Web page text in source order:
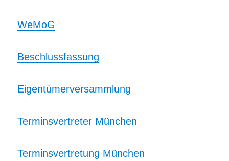
WeMoG
Beschlussfassung
Eigentümerversammlung
Terminsvertreter München
Terminsvertretung München